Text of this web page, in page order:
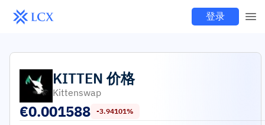
登录
KITTEN 价格
Kittenswap
€0.001588 -3.94101%